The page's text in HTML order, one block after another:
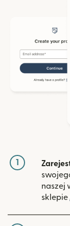
1
naszej
sklepie